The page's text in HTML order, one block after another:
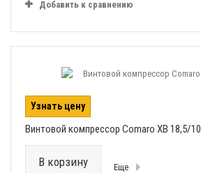
Добавить к сравнению
Узнать цену
Винтовой компрессор Comaro XB 18,5/10
В корзину Еще